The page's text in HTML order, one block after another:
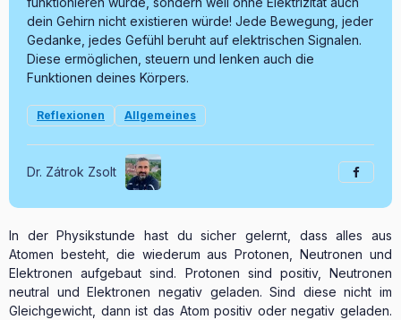
dein Gehirn nicht existieren würde! Jede Bewegung, jeder
Gedanke, jedes Gefühl beruht auf elektrischen Signalen.
Diese ermöglichen, steuern und lenken auch die
Funktionen deines Körpers.
Reflexionen Allgemeines
Dr. Zátrok Zsolt
In der Physikstunde hast du sicher gelernt, dass alles aus
Atomen besteht, die wiederum aus Protonen, Neutronen und
Elektronen aufgebaut sind. Protonen sind positiv, Neutronen
neutral und Elektronen negativ geladen. Sind diese nicht im
Gleichgewicht, dann ist das Atom positiv oder negativ geladen.